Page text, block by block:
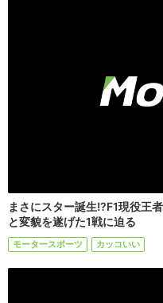
まさにスター誕生!?F1現役王
と変貌を遂げた1戦に迫る
モータースポーツ カッコいい